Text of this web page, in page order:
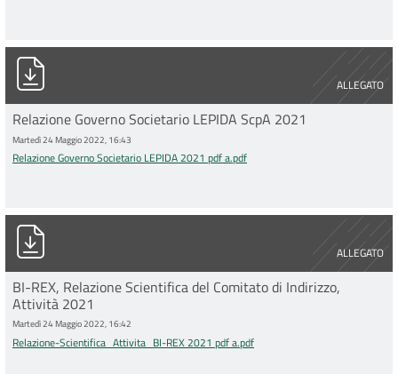
ALLEGATO
Relazione Governo Societario LEPIDA 2021 pdf a.pdf
Relazione Governo Societario LEPIDA ScpA 2021
Martedì 24 Maggio 2022, 16:43
Relazione Governo Societario LEPIDA 2021 pdf a.pdf
ALLEGATO
Relazione-Scientifica_Attivita_BI-REX 2021 pdf a.pdf
BI-REX, Relazione Scientifica del Comitato di Indirizzo,
Attività 2021
Martedì 24 Maggio 2022, 16:42
Relazione-Scientifica_Attivita_BI-REX 2021 pdf a.pdf